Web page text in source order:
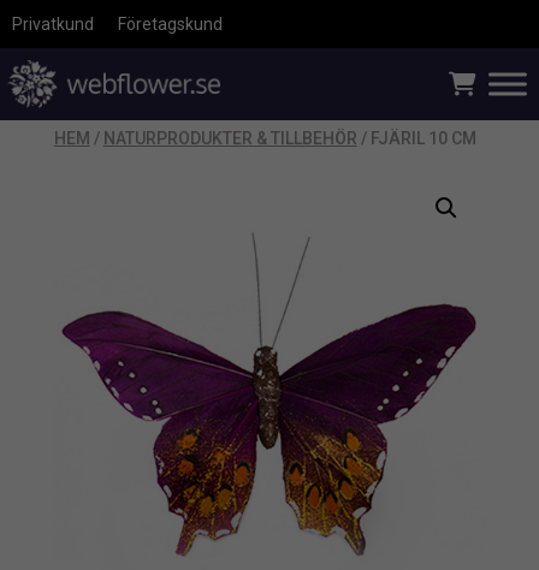
Privatkund Företagskund
HEM / NATURPRODUKTER & TILLBEHÖR / FJÄRIL 10 CM